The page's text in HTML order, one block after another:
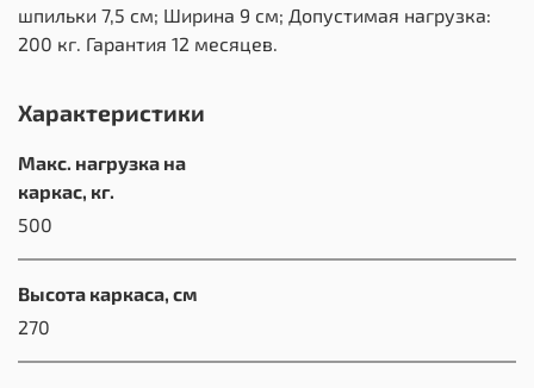
шпильки 7,5 см; Ширина 9 см; Допустимая нагрузка:
200 кг. Гарантия 12 месяцев.
Характеристики
Макс. нагрузка на
каркас, кг.
500
Высота каркаса, см
270